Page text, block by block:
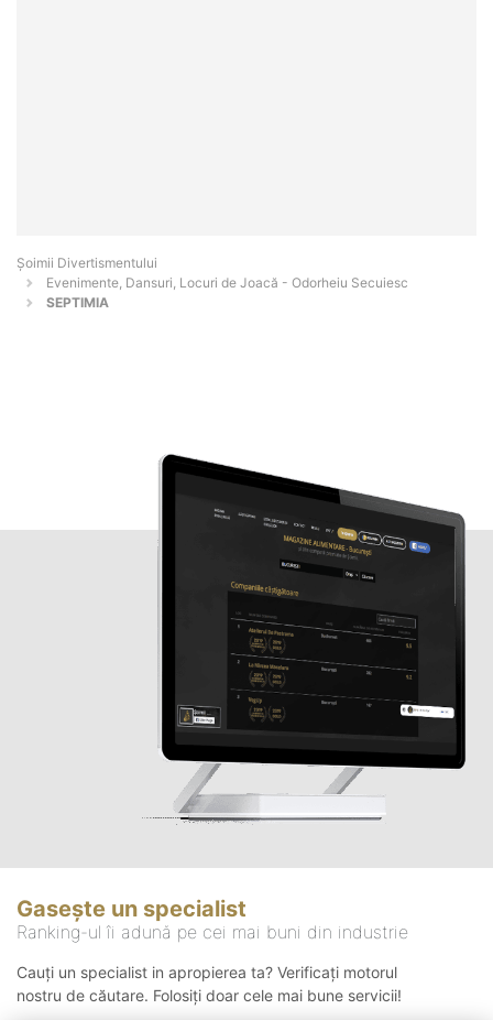
Şoimii Divertismentului
Evenimente, Dansuri, Locuri de Joacă - Odorheiu Secuiesc
SEPTIMIA
Gasește un specialist
Ranking-ul îi adună pe cei mai buni din industrie
Cauți un specialist in apropierea ta? Verificați motorul
nostru de căutare. Folosiți doar cele mai bune servicii!